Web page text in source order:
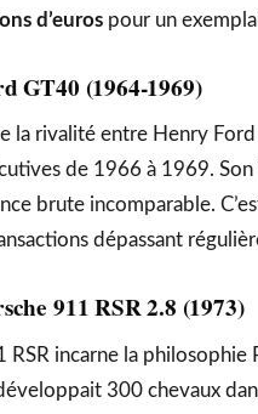
d’euros pour un
GT40 (1964-1969)
la rivalité entre Henry
de 1966 à 1969. Son
brute incomparable.
dépassant
911 RSR 2.8 (1973)
RSR incarne la
300 chevaux